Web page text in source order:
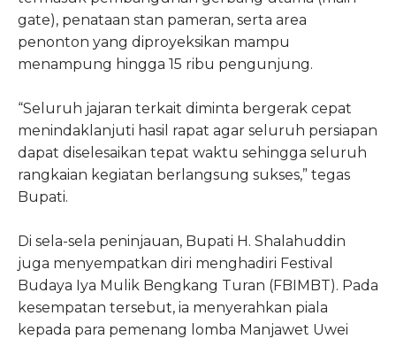
gate), penataan stan pameran, serta area
penonton yang diproyeksikan mampu
menampung hingga 15 ribu pengunjung.
“Seluruh jajaran terkait diminta bergerak cepat
menindaklanjuti hasil rapat agar seluruh persiapan
dapat diselesaikan tepat waktu sehingga seluruh
rangkaian kegiatan berlangsung sukses,” tegas
Bupati.
Di sela-sela peninjauan, Bupati H. Shalahuddin
juga menyempatkan diri menghadiri Festival
Budaya Iya Mulik Bengkang Turan (FBIMBT). Pada
kesempatan tersebut, ia menyerahkan piala
kepada para pemenang lomba Manjawet Uwei